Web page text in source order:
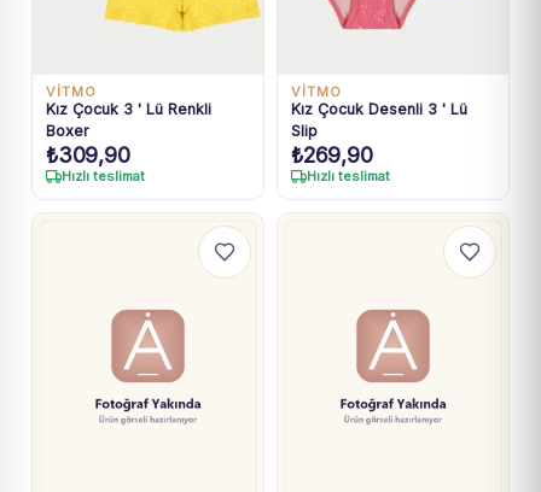
VİTMO
Kız Çocuk 3 ' Lü Renkli
Boxer
₺309,90
Hızlı teslimat
VİTMO
Kız Çocuk Desenli 3 ' Lü
Slip
₺269,90
Hızlı teslimat